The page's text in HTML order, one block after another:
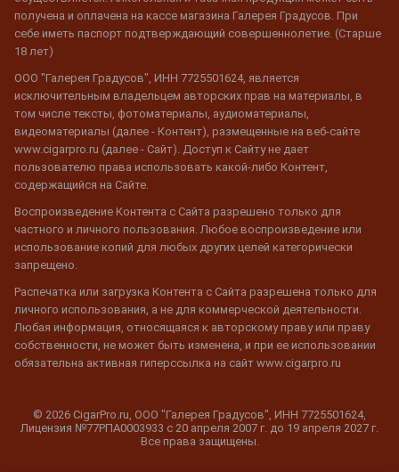
получена и оплачена на кассе магазина Галерея Градусов. При
себе иметь паспорт подтверждающий совершеннолетие. (Старше
18 лет)
ООО "Галерея Градусов", ИНН 7725501624, является
исключительным владельцем авторских прав на материалы, в
том числе тексты, фотоматериалы, аудиоматериалы,
видеоматериалы (далее - Контент), размещенные на веб-сайте
www.cigarpro.ru (далее - Сайт). Доступ к Сайту не дает
пользователю права использовать какой-либо Контент,
содержащийся на Сайте.
Воспроизведение Контента с Сайта разрешено только для
частного и личного пользования. Любое воспроизведение или
использование копий для любых других целей категорически
запрещено.
Распечатка или загрузка Контента с Сайта разрешена только для
личного использования, а не для коммерческой деятельности.
Любая информация, относящаяся к авторскому праву или праву
собственности, не может быть изменена, и при ее использовании
обязательна активная гиперссылка на сайт www.cigarpro.ru
© 2026 CigarPro.ru, ООО "Галерея Градусов", ИНН 7725501624,
Лицензия №77РПА0003933 c 20 апреля 2007 г. до 19 апреля 2027 г.
Все права защищены.